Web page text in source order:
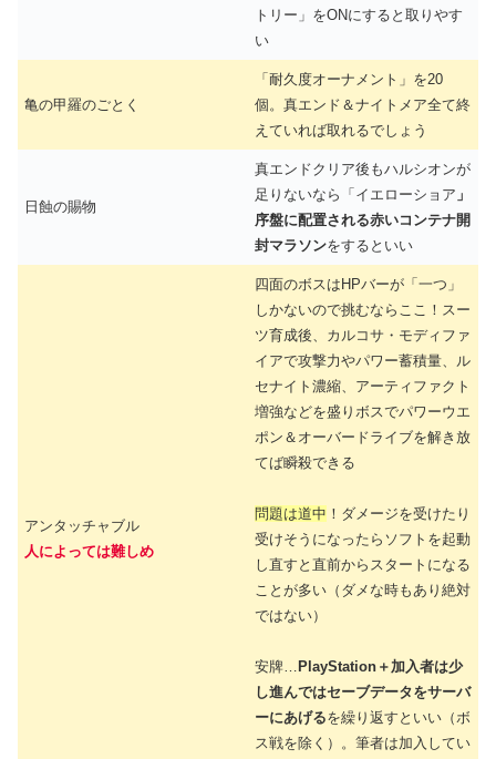
トリー」をONにすると取りやす
い
亀の甲羅のごとく
「耐久度オーナメント」を20
個。真エンド＆ナイトメア全て終
えていれば取れるでしょう
日蝕の賜物
真エンドクリア後もハルシオンが
足りないなら「イエローショア 」
序盤に配置される赤いコンテナ開
封マラソンをするといい
アンタッチャブル
人によっては難しめ
四面のボスはHPバーが「一つ」
しかないので挑むならここ！スー
ツ育成後、カルコサ・モディファ
イアで攻撃力やパワー蓄積量、ル
セナイト濃縮、アーティファクト
増強などを盛りボスでパワーウエ
ポン＆オーバードライブを解き放
てば瞬殺できる
問題は道中 ！ダメージを受けたり
受けそうになったらソフトを起動
し直すと直前からスタートになる
ことが多い（ダメな時もあり絶対
ではない）
安牌… PlayStation＋加入者は少
し進んではセーブデータをサーバ
ーにあげるを繰り返すといい（ボ
ス戦を除く）。筆者は加入してい